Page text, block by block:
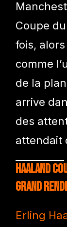
Coupe
fois,
comme
de la
arrive
des
attendait
Haaland
grand
Erling